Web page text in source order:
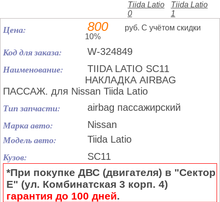
Цена: 800
руб. С учётом скидки
10%
Код для заказа: W-324849
Наименование:
TIIDA LATIO SC11
НАКЛАДКА AIRBAG
ПАССАЖ. для Nissan Tiida Latio
Тип запчасти: airbag пассажирский
Марка авто: Nissan
Модель авто: Tiida Latio
Кузов: SC11
*При покупке ДВС (двигателя) в "Сектор
Е" (ул. Комбинатская 3 корп. 4)
гарантия до 100 дней.